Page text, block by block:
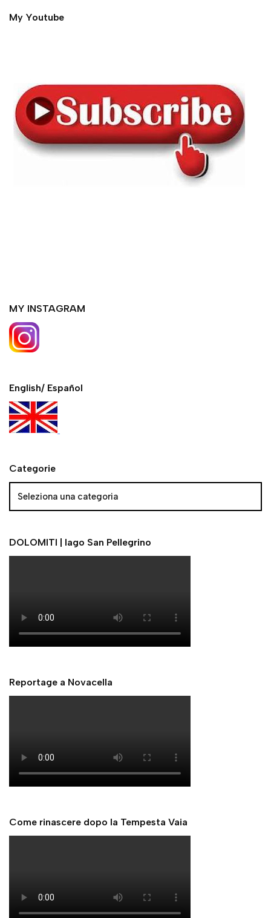
My Youtube
MY INSTAGRAM
English/ Español
Categorie
DOLOMITI | lago San Pellegrino
Reportage a Novacella
Come rinascere dopo la Tempesta Vaia